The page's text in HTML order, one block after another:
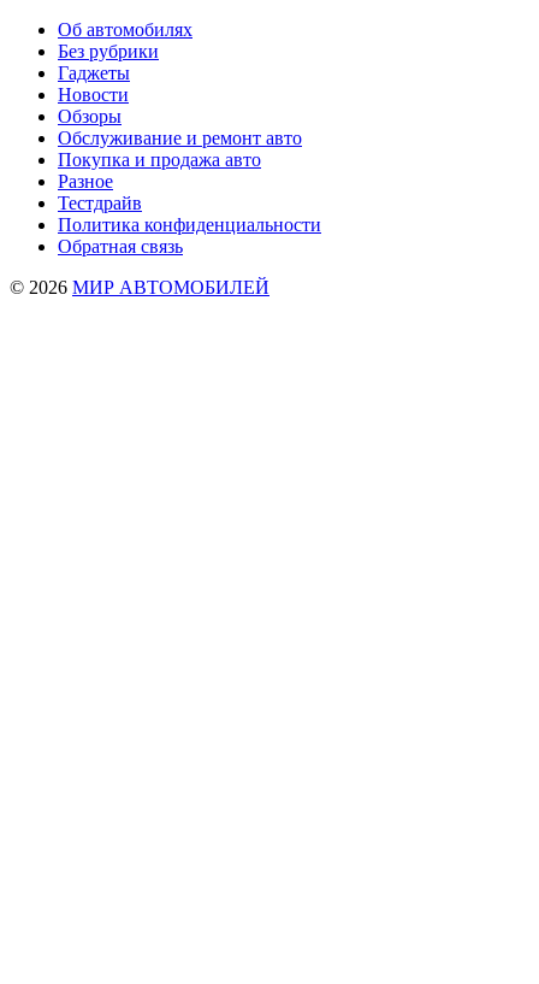
Об автомобилях
Без рубрики
Гаджеты
Новости
Обзоры
Обслуживание и ремонт авто
Покупка и продажа авто
Разное
Тестдрайв
Политика конфиденциальности
Обратная связь
© 2026 МИР АВТОМОБИЛЕЙ